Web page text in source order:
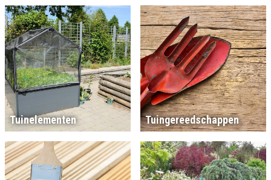
Tuinelementen Tuingereedschappen